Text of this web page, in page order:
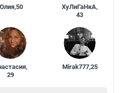
,50 ХуЛиГаНкА,
43
,
29
Mirak777,25